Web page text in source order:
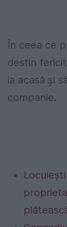
În ceea ce
destin
ia acasă și
companie.